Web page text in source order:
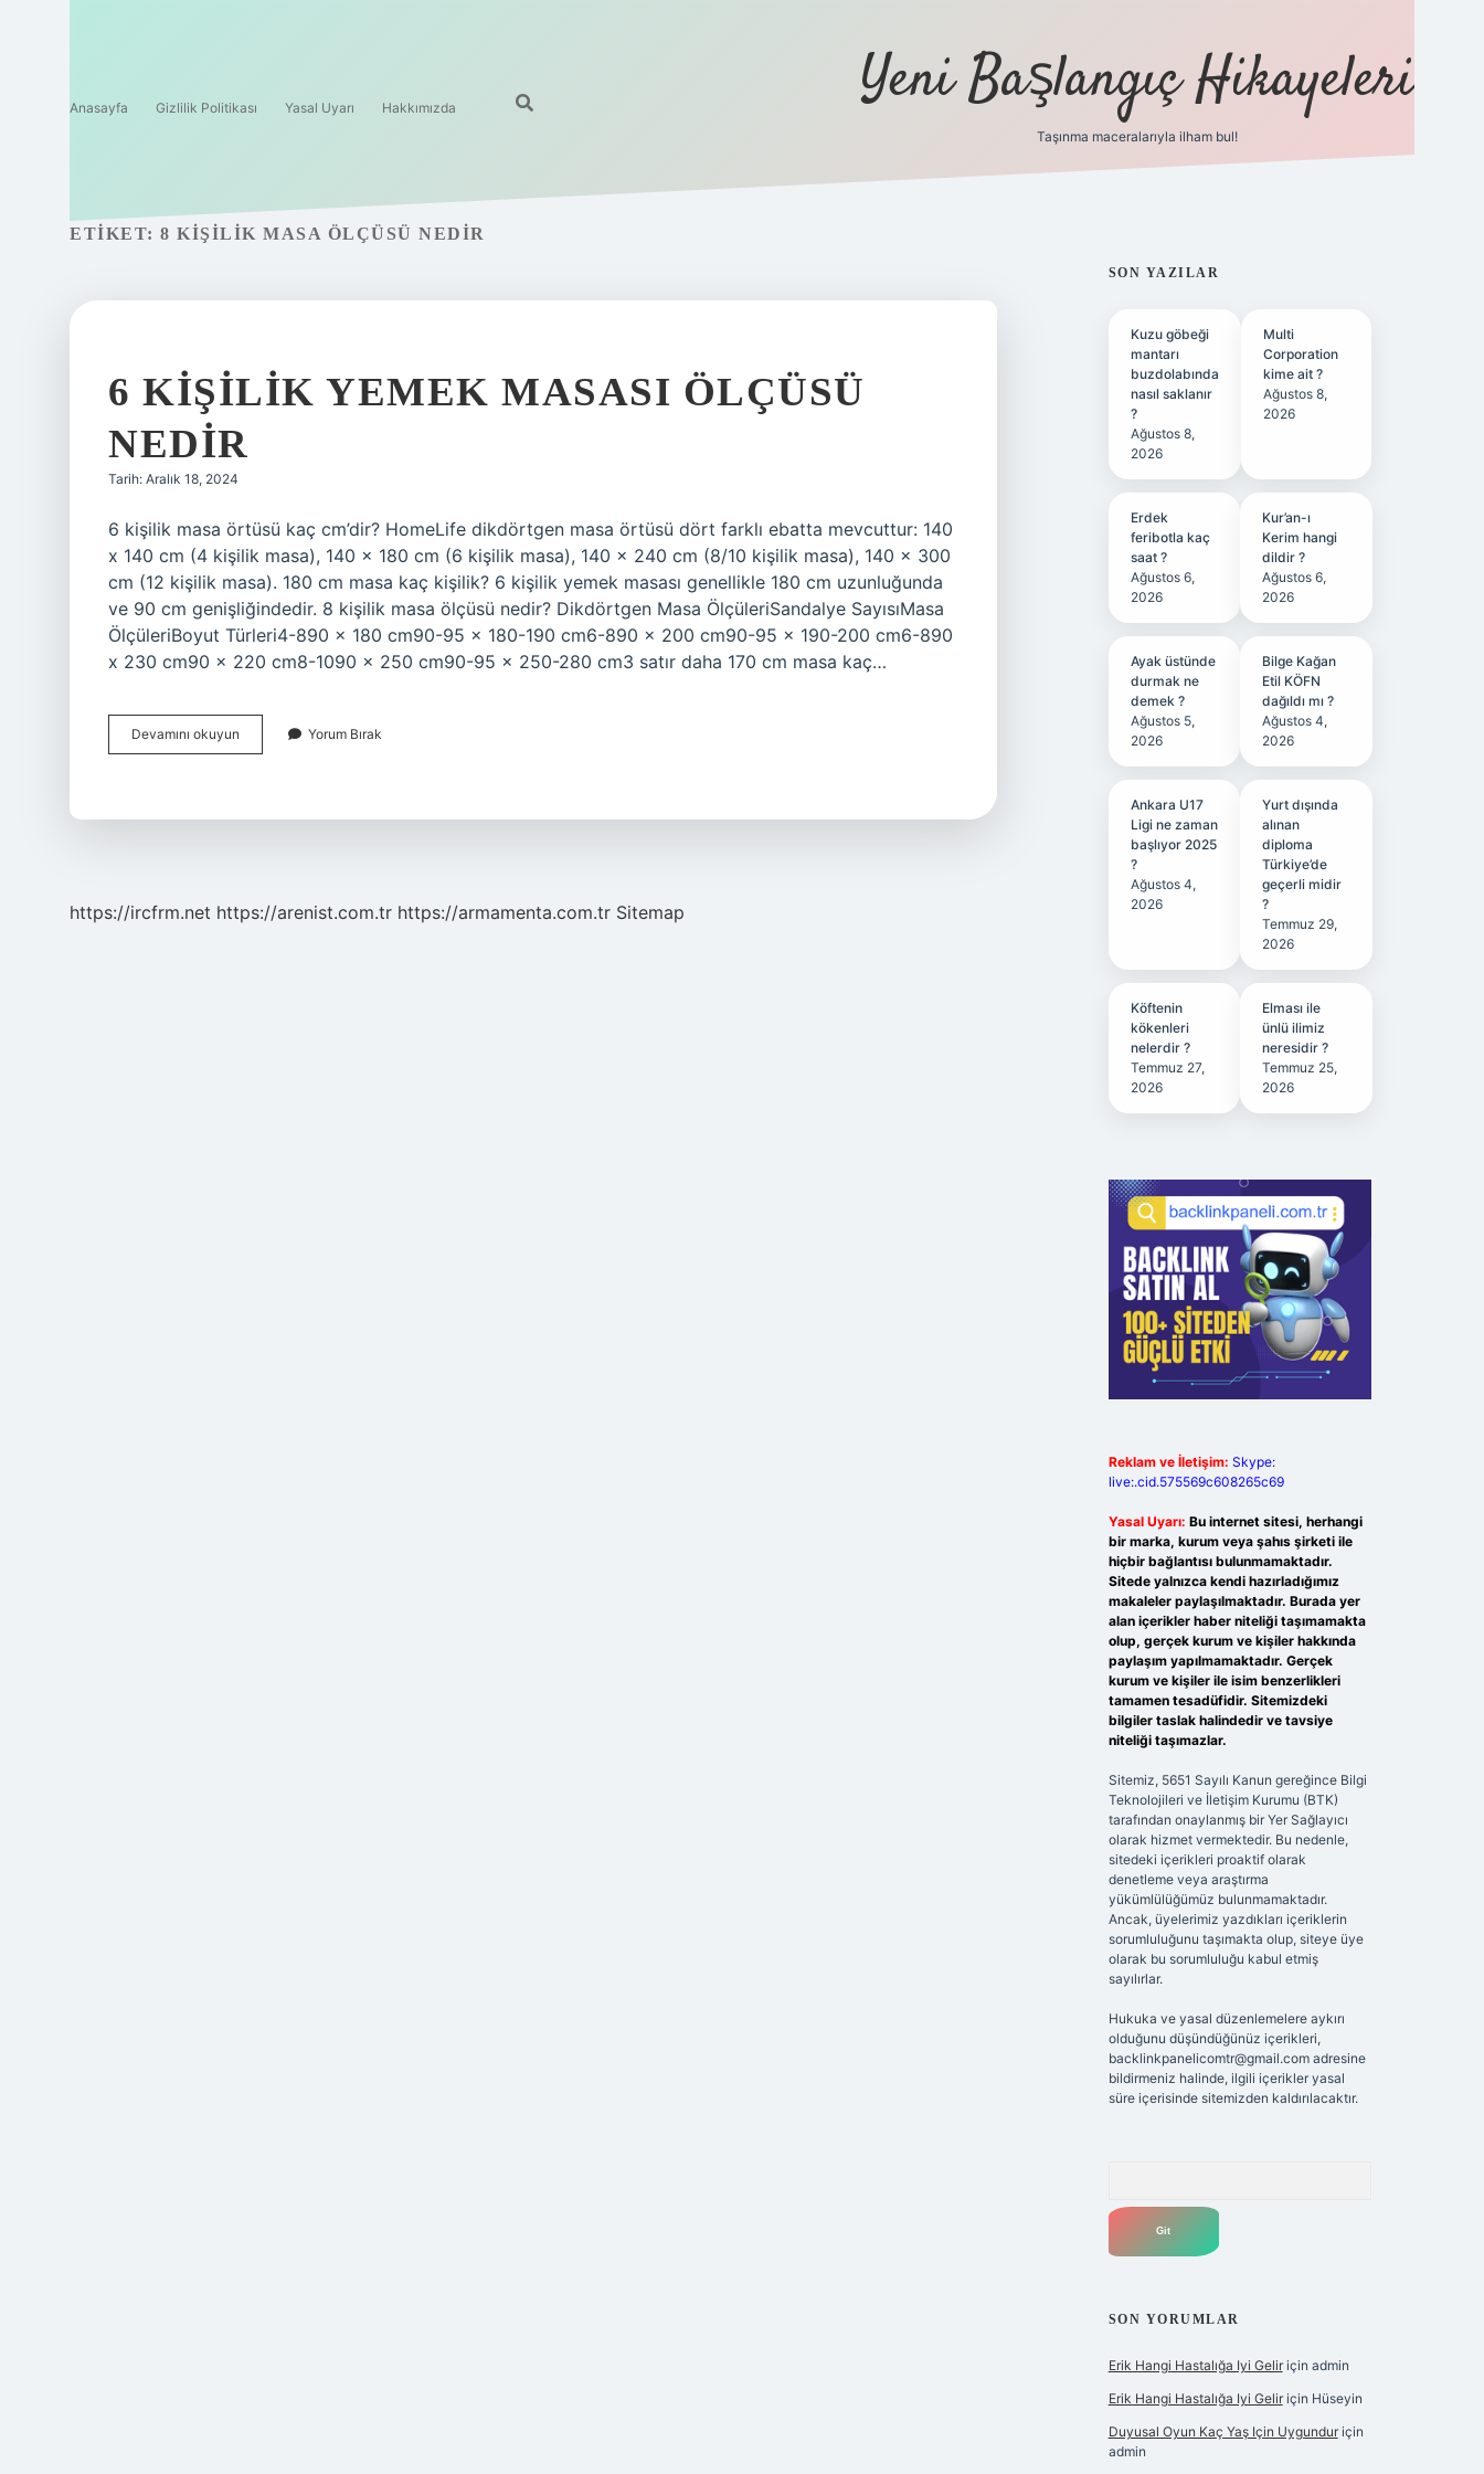
Anasayfa Gizlilik Politikası Yasal Uyarı Hakkımızda Yeni Başlangıç Hikayeleri
Taşınma maceralarıyla ilham bul!
ETIKET: 8 KIŞILIK MASA ÖLÇÜSÜ NEDIR
6 KIŞILIK YEMEK MASASI ÖLÇÜSÜ
NEDIR
Tarih: Aralık 18, 2024
6 kişilik masa örtüsü kaç cm’dir? HomeLife dikdörtgen masa örtüsü dört farklı ebatta mevcuttur: 140
x 140 cm (4 kişilik masa), 140 x 180 cm (6 kişilik masa), 140 x 240 cm (8/10 kişilik masa), 140 x 300
cm (12 kişilik masa). 180 cm masa kaç kişilik? 6 kişilik yemek masası genellikle 180 cm uzunluğunda
ve 90 cm genişliğindedir. 8 kişilik masa ölçüsü nedir? Dikdörtgen Masa ÖlçüleriSandalye SayısıMasa
ÖlçüleriBoyut Türleri4-890 x 180 cm90-95 x 180-190 cm6-890 x 200 cm90-95 x 190-200 cm6-890
x 230 cm90 x 220 cm8-1090 x 250 cm90-95 x 250-280 cm3 satır daha 170 cm masa kaç…
Devamını okuyun
Kişilik
Yorum Bırak
https://ircfrm.net https://arenist.com.tr https://armamenta.com.tr Sitemap
SIDEBAR
SON YAZILAR
Kuzu göbeği
mantarı
buzdolabında
nasıl saklanır
?
Ağustos 8,
2026
Multi
Corporation
kime ait ?
Ağustos 8,
2026
Erdek
feribotla kaç
saat ?
Ağustos 6,
2026
Kur’an-ı
Kerim hangi
dildir ?
Ağustos 6,
2026
Ayak üstünde
durmak ne
demek ?
Ağustos 5,
2026
Bilge Kağan
Etil KÖFN
dağıldı mı ?
Ağustos 4,
2026
Ankara U17
Ligi ne zaman
başlıyor 2025
?
Ağustos 4,
2026
Yurt dışında
alınan
diploma
Türkiye’de
geçerli midir
?
Temmuz 29,
2026
Köftenin
kökenleri
nelerdir ?
Temmuz 27,
2026
Elması ile
ünlü ilimiz
neresidir ?
Temmuz 25,
2026
Reklam ve İletişim: Skype:
live:.cid.575569c608265c69
Yasal Uyarı: Bu internet sitesi, herhangi
bir marka, kurum veya şahıs şirketi ile
hiçbir bağlantısı bulunmamaktadır.
Sitede yalnızca kendi hazırladığımız
makaleler paylaşılmaktadır. Burada yer
alan içerikler haber niteliği taşımamakta
olup, gerçek kurum ve kişiler hakkında
paylaşım yapılmamaktadır. Gerçek
kurum ve kişiler ile isim benzerlikleri
tamamen tesadüfidir. Sitemizdeki
bilgiler taslak halindedir ve tavsiye
niteliği taşımazlar.
Sitemiz, 5651 Sayılı Kanun gereğince Bilgi
Teknolojileri ve İletişim Kurumu (BTK)
tarafından onaylanmış bir Yer Sağlayıcı
olarak hizmet vermektedir. Bu nedenle,
sitedeki içerikleri proaktif olarak
denetleme veya araştırma
yükümlülüğümüz bulunmamaktadır.
Ancak, üyelerimiz yazdıkları içeriklerin
sorumluluğunu taşımakta olup, siteye üye
olarak bu sorumluluğu kabul etmiş
sayılırlar.
Hukuka ve yasal düzenlemelere aykırı
olduğunu düşündüğünüz içerikleri,
backlinkpanelicomtr@gmail.comadresine
bildirmeniz halinde, ilgili içerikler yasal
süre içerisinde sitemizden kaldırılacaktır.
SON YORUMLAR
Erik Hangi Hastalığa Iyi Geliriçin admin
Erik Hangi Hastalığa Iyi Geliriçin Hüseyin
Duyusal Oyun Kaç Yaş Için Uygunduriçin
admin